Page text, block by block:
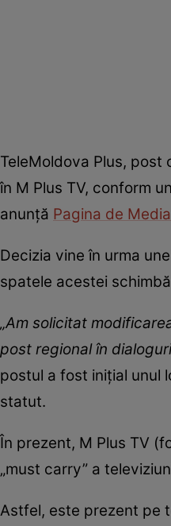
TeleMoldova Plus,
în M Plus TV, conform
anunță Pagina de
Decizia vine în urma
spatele acestei
„Am solicitat
post regional în
postul a fost inițial unul
statut.
În prezent, M Plus TV
„must carry” a
Astfel, este prezent pe